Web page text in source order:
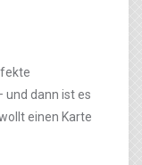
dann ist es
einen Karte